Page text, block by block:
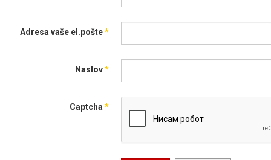
Adresa vaše el.pošte*
Naslov*
Captcha *